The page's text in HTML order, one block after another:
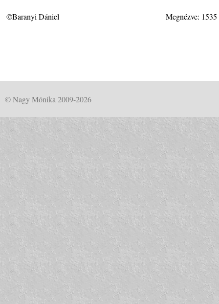
©Baranyi Dániel Megnézve:
© Nagy Mónika 2009-2026